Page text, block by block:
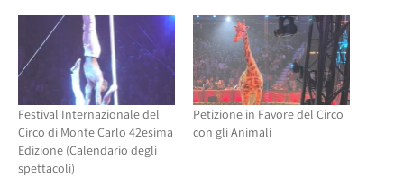
una
nuova
finestra)
nuova
finestra)
Festival Internazionale del
Circo di Monte Carlo 42esima
Edizione (Calendario degli
spettacoli)
Petizione in Favore del Circo
con gli Animali